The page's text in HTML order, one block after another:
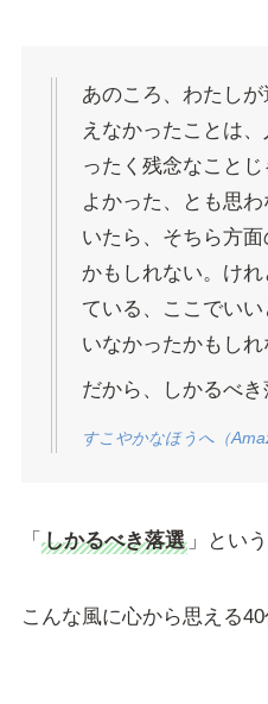
あのころ、わたし
えなかったことは
ったく残念なこと
よかった、とも思
いたら、そちら方
かもしれない。け
ている、ここでい
いなかったかもしれ
だから、しかるべき
すこやかなほうへ（
「 しかるべき落選」とい
こんな風に心から思える